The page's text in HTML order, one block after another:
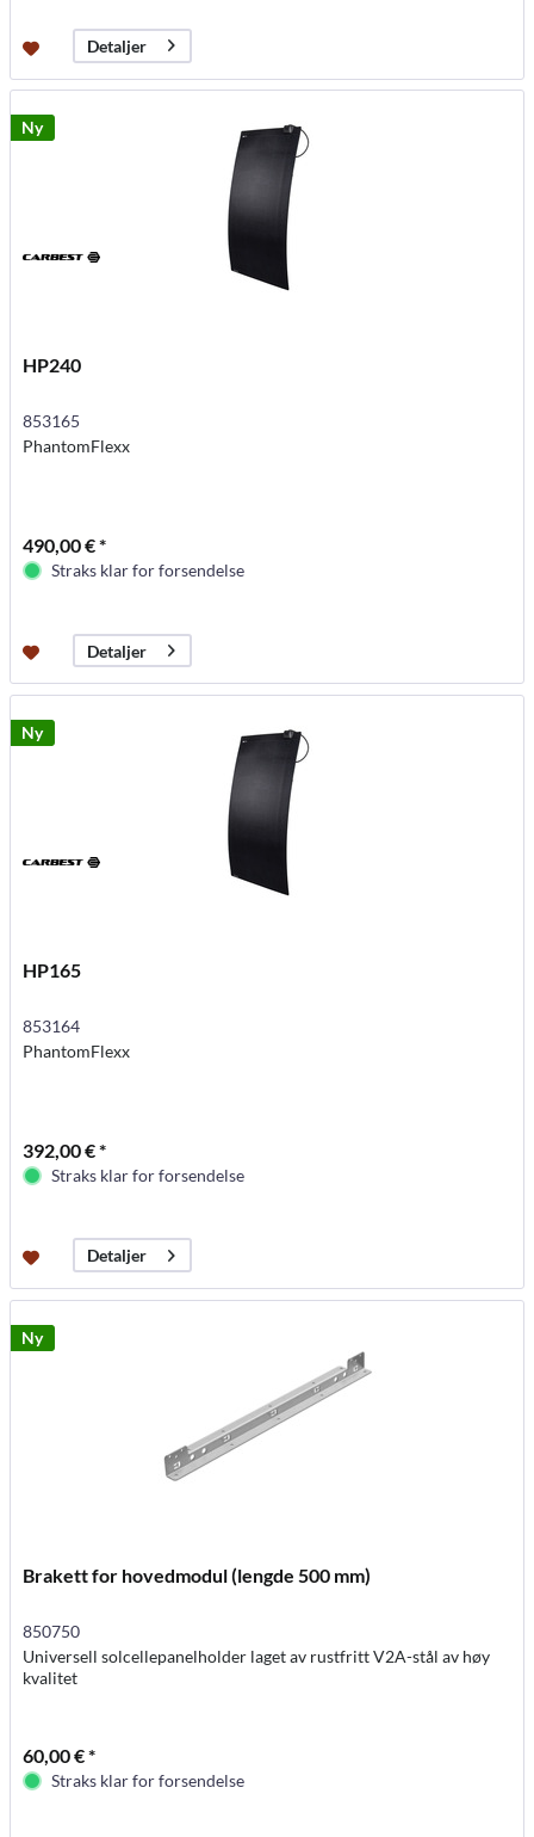
Detaljer
Ny
HP240
853165
PhantomFlexx
490,00 € *
Straks klar for forsendelse
Detaljer
Ny
HP165
853164
PhantomFlexx
392,00 € *
Straks klar for forsendelse
Detaljer
Ny
Brakett for hovedmodul (lengde 500 mm)
850750
Universell solcellepanelholder laget av rustfritt V2A-stål av høy
kvalitet
60,00 € *
Straks klar for forsendelse